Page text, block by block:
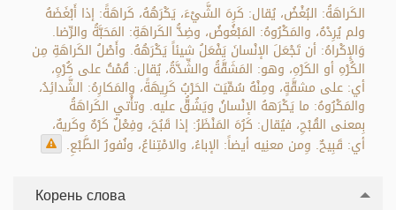
الكَراهَةُ: البُغْضُ، يُقال: كَرِهَ الشَّيْءَ، يَكْرَهُهُ، كَراهَةً: إذا أَبْغَضَهُ
ولم يُرِدْهُ، والمَكْرُوهُ: المَبْغُوضُ، وضِدُّ الكَراهَةِ: المَحَبَّةُ والرِّضا.
وَالإِكْراهُ: أن تَجْعَلَ الإنْسانَ يَفْعَلُ شيئاً يَكْرَهُهُ. وأَصْلُ الكَراهَةِ مِن
الكُرْهِ أو الكَرْهِ، وهو: المَشَقَّةُ والشِّدَّةُ، يُقال: قُمْتُ على كُرْهٍ،
أي: على مشقَّةٍ، ومِنْهُ سُمِّيَت الحَرْبُ كَرِيهَةً، والمَكارِهُ: الشَّدائِدُ،
والمَكْرُوهُ: ما يَكْرَههُ الإنْسانُ ويَشُقُّ عليه. وتأْتي الكَراهَةُ
بِمعنى القُبْحِ، فيُقال: كَرُهَ المَنْظَرُ: إذا قَبُحَ، وفِعْلٌ كَرْهٌ وكَريهٌ،
أي: قَبِيحٌ. وِمن معنِيه أيضاً: الإباءُ، والامْتِناعُ، ونُفورُ الطَّبْعِ.
Корень слова